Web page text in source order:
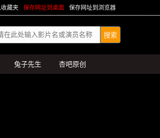
藏夹 保存网址到桌面 保存网址到浏览器
兔子先生 杏吧原创